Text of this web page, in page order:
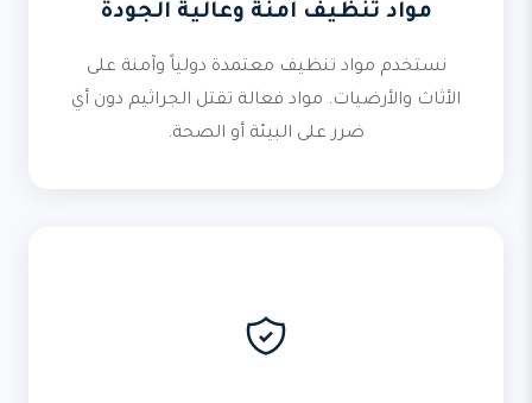
مواد تنظيف آمنة وعالية الجودة
نستخدم مواد تنظيف معتمدة دولياً وآمنة على
الأثاث والأرضيات. مواد فعالة تقتل الجراثيم دون أي
ضرر على البيئة أو الصحة.